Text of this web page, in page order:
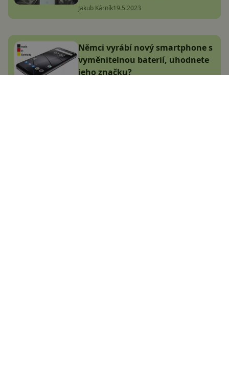
Jakub Kárník19.5.2023
Němci vyrábí nový smartphone s
vyměnitelnou baterií, uhodnete
jeho značku?